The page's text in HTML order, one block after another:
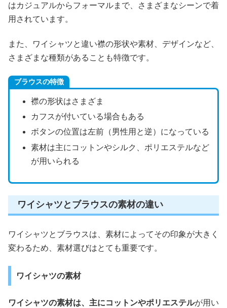
はカジュアルからフォーマルまで、さまざまなシーンで着
用されています。
また、ワイシャツと違い襟の形状や素材、デザインなど、
さまざまな種類があることも特徴です。
ブラウスの特徴
襟の形状はさまざま
カフスが付いている場合もある
ボタンの位置は左前（男性用と逆）になっている
素材は主にコットンやシルク、ポリエステルなど
が用いられる
ワイシャツとブラウスの素材の違い
ワイシャツとブラウスは、素材によってその印象が大きく
変わるため、素材選びはとても重要です。
ワイシャツの素材
ワイシャツの素材は、主にコットンやポリエステルが用い